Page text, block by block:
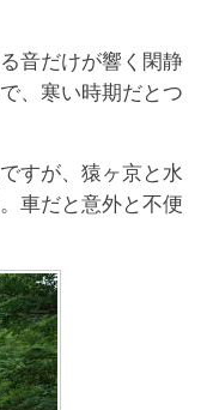
音だけが響く閑静
、寒い時期だとつ
すが、猿ヶ京と水
車だと意外と不便